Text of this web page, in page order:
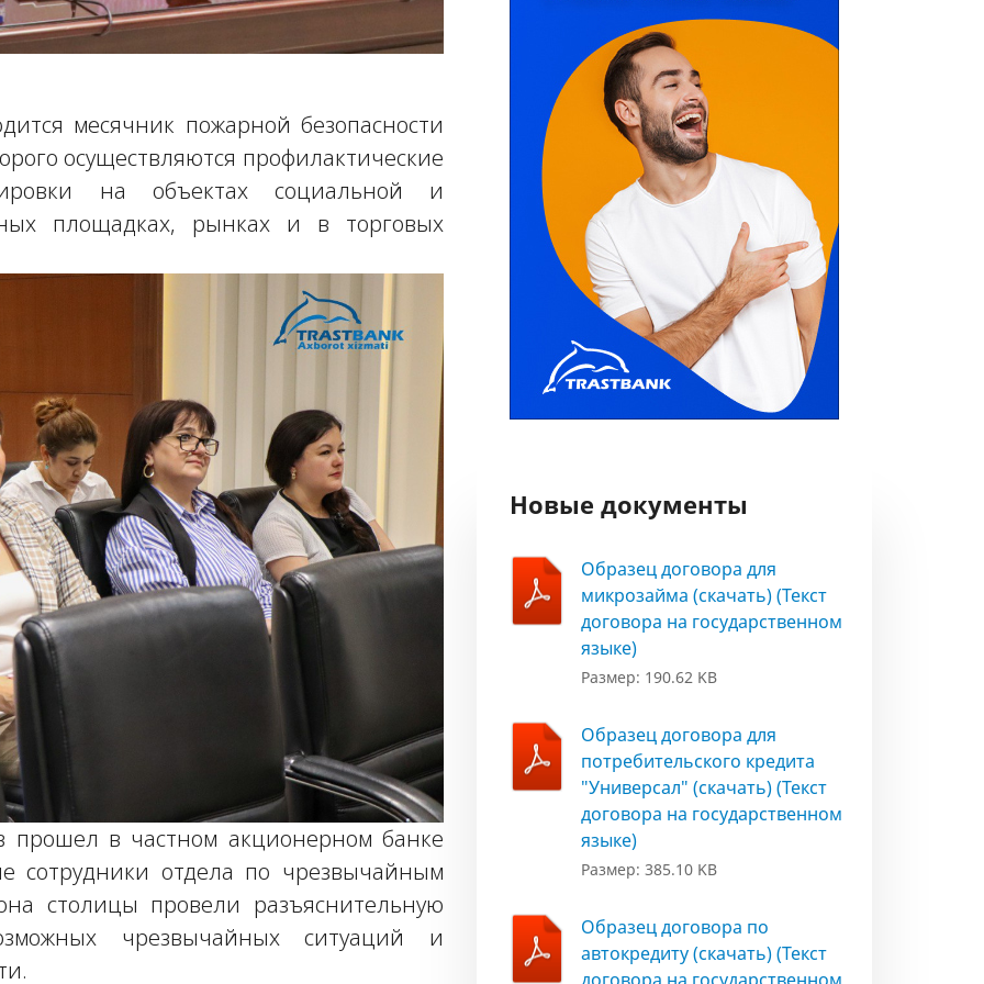
месячник пожарной безопасности
осуществляются профилактические
на объектах социальной и
площадках, рынках и в торговых
в частном акционерном банке
сотрудники отдела по чрезвычайным
столицы провели разъяснительную
чрезвычайных ситуаций и
Новые документы
Образец договора для
микрозайма (скачать) (Текст
договора на государственном
языке)
Размер: 190.62 KB
Образец договора для
потребительского кредита
"Универсал" (скачать) (Текст
договора на государственном
языке)
Размер: 385.10 KB
Образец договора по
автокредиту (скачать) (Текст